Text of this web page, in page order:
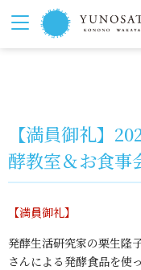
【満員御礼】
酵教室＆お食事
【満員御礼】
発酵生活研究家の栗生隆
さんによる発酵食品を使っ